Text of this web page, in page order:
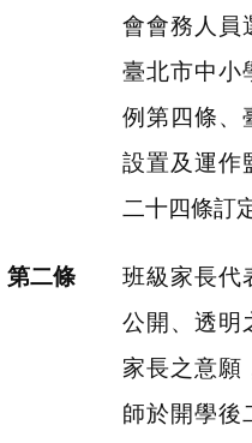
會會務人員
臺北市中小
例第四條、
設置及運作
二十四條訂
班級家長代
公開、透明
家長之意願
師於開學後